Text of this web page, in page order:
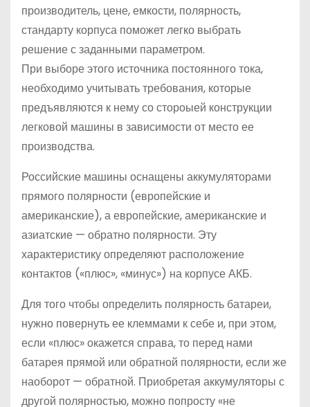
производитель, цене, емкости, полярность,
стандарту корпуса поможет легко выбрать
решение с заданными параметром.
При выборе этого источника постоянного тока,
необходимо учитывать требования, которые
предъявляются к нему со стороыей конструкции
легковой машины в зависимости от место ее
производства.
Российские машины оснащены аккумуляторами
прямого полярности (европейские и
американские), а европейские, американские и
азиатские — обратно полярности. Эту
характеристику определяют расположение
контактов («плюс», «минус») на корпусе АКБ.
Для того чтобы определить полярность батареи,
нужно повернуть ее клеммами к себе и, при этом,
если «плюс» окажется справа, то перед нами
батарея прямой или обратной полярности, если же
наоборот — обратной. Приобретая аккумуляторы с
другой полярностью, можно попросту «не